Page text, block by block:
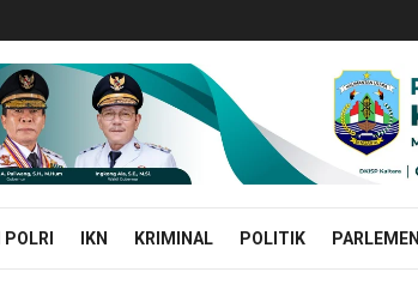
IKN KRIMINAL POLITIK PARLEMEN